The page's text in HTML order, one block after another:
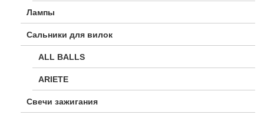
Лампы
Сальники для вилок
ALL BALLS
ARIETE
Свечи зажигания